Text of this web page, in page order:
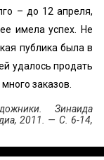
– до 12 апреля,
имела успех. Не
публика была в
удалось продать
заказов.
Зинаида
2011. — С. 6-14,